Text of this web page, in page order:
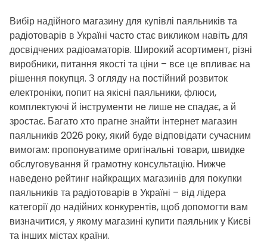
Вибір надійного магазину для купівлі паяльників та
радіотоварів в Україні часто стає викликом навіть для
досвідчених радіоаматорів. Широкий асортимент, різні
виробники, питання якості та ціни – все це впливає на
рішення покупця. З огляду на постійний розвиток
електроніки, попит на якісні паяльники, флюси,
комплектуючі й інструменти не лише не спадає, а й
зростає. Багато хто прагне знайти інтернет магазин
паяльників 2026 року, який буде відповідати сучасним
вимогам: пропонуватиме оригінальні товари, швидке
обслуговування й грамотну консультацію. Нижче
наведено рейтинг найкращих магазинів для покупки
паяльників та радіотоварів в Україні – від лідера
категорії до надійних конкурентів, щоб допомогти вам
визначитися, у якому магазині купити паяльник у Києві
та інших містах країни.